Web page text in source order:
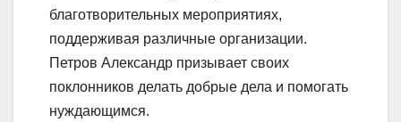
благотворительных мероприятиях,
поддерживая различные организации.
Петров Александр призывает своих
поклонников делать добрые дела и помогать
нуждающимся.